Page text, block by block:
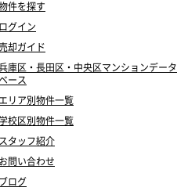
件を探す
ログイン
却ガイド
庫区・長田区・中央区マンションデータ
ース
エリア別物件一覧
校区別物件一覧
スタッフ紹介
お問い合わせ
ブログ